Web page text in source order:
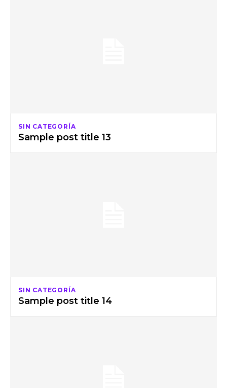
SIN CATEGORÍA
Sample post title 13
SIN CATEGORÍA
Sample post title 14